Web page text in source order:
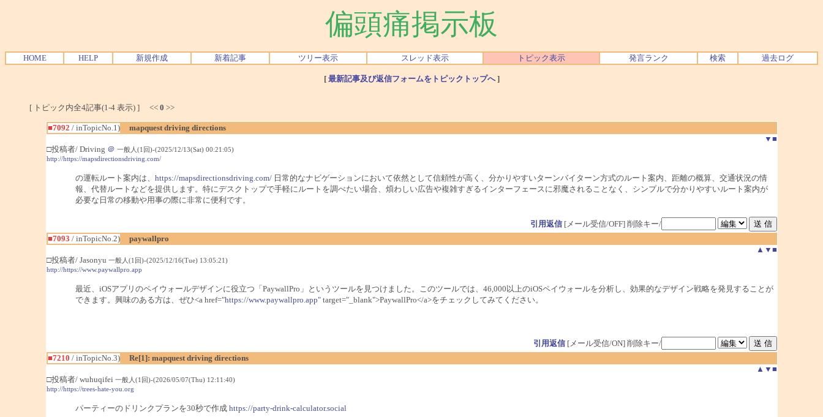
偏頭痛掲示板
HOME HELP 新規作成 新着記事 ツリー表示 スレッド表示 トピック表示 発言ランク 検索 過去ログ
[ 最新記事及び返信フォームをトピックトップへ]
[ トピック内全4記事(1-4 表示) ] << 0 >>
■7092 / inTopicNo.1)
mapquest driving directions
▼ ■
□投稿者/ Driving ＠ 一般人(1回)-(2025/12/13(Sat) 00:21:05)
http://https://mapsdirectionsdriving.com/
の運転ルート案内は、 https://mapsdirectionsdriving.com/日常的なナビゲーションにおいて依然として信頼性が高く、分かりやすいターンバイターン方式のルート案内、距離の概算、交通状況の情
報、代替ルートなどを提供します。特にデスクトップで手軽にルートを調べたい場合、煩わしい広告や複雑すぎるインターフェースに邪魔されることなく、シンプルで分かりやすいルート案内が
必要な日常の移動や用事の際に非常に便利です。
引用返信[メール受信/OFF] 削除キー/
■7093 / inTopicNo.2)
paywallpro
▲ ▼ ■
□投稿者/ Jasonyu 一般人(1回)-(2025/12/16(Tue) 13:05:21)
http://https://www.paywallpro.app
最近、iOSアプリのペイウォールデザインに役立つ「PaywallPro」というツールを見つけました。このツールでは、46,000以上のiOSペイウォールを分析し、効果的なデザイン戦略を発見することが
できます。興味のある方は、ぜひ<a href="https://www.paywallpro.app"target="_blank">PaywallPro</a>をチェックしてみてください。
引用返信[メール受信/ON] 削除キー/
■7210 / inTopicNo.3)
Re[1]: mapquest driving directions
▲ ▼ ■
□投稿者/ wuhuqifei 一般人(1回)-(2026/05/07(Thu) 12:11:40)
http://https://trees-hate-you.org
パーティーのドリンクプランを30秒で作成 https://party-drink-calculator.social